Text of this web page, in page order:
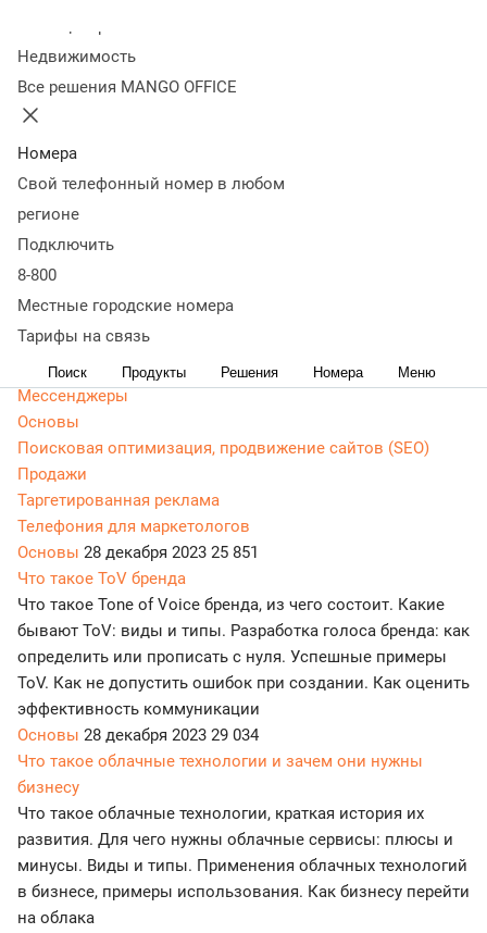
Недвижимость
Все решения MANGO OFFICE
Номера
Свой телефонный номер в любом
регионе
Подключить
8-800
Местные городские номера
Тарифы на связь
Поиск Продукты Решения Номера Меню
Статьи, обзоры, ТОПы, идеи и советы для развития
бизнеса. Энциклопедия маркетолога, Основы -
актуальная, живая и понятная информация доступным
языком.
CRM маркетинг
Аналитика
Веб-аналитика
Веб-разработка
Контекстная реклама
Яндекс Директ
Контент-маркетинг
Мессенджеры
Основы
Поисковая оптимизация, продвижение сайтов (SEO)
Продажи
Таргетированная реклама
Телефония для маркетологов
Основы 28 декабря 2023 25 851
Что такое ToV бренда
Что такое Tone of Voice бренда, из чего состоит. Какие
бывают ToV: виды и типы. Разработка голоса бренда: как
определить или прописать с нуля. Успешные примеры
ToV. Как не допустить ошибок при создании. Как оценить
эффективность коммуникации
Основы 28 декабря 2023 29 034
Что такое облачные технологии и зачем они нужны
бизнесу
Что такое облачные технологии, краткая история их
развития. Для чего нужны облачные сервисы: плюсы и
минусы. Виды и типы. Применения облачных технологий
в бизнесе, примеры использования. Как бизнесу перейти
на облака